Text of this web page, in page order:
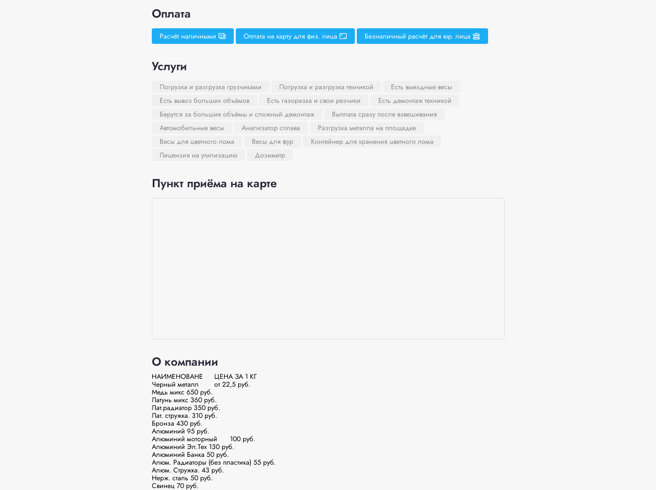
Оплата
Расчёт наличными Оплата на карту для физ. лица Безналичный расчёт для юр. лица
Услуги
Погрузка и разгрузка грузчиками Погрузка и разгрузка техникой
Есть выездные весы
Есть вывоз больших объёмов
Есть газорезка и свои резчики
Есть демонтаж техникой
Берутся за большие объёмы и сложный демонтаж
Выплата сразу после взвешивания
Автомобильные весы
Анализатор сплава
Разгрузка металла на площадке
Весы для цветного лома
Весы для фур
Контейнер для хранения цветного лома
Лицензия на утилизацию
Дозиметр
Пункт приёма на карте
О компании
НАИМЕНОВАНЕ	ЦЕНА ЗА 1 КГ
Черный металл	от 22,5 руб.
Медь микс 650 руб.
Латунь микс 360 руб.
Лат.радиатор 350 руб.
Лат. стружка. 310 руб.
Бронза 430 руб.
Алюминий 95 руб.
Алюминий моторный	100 руб.
Алюминий Эл.Тех 130 руб.
Алюминий Банка 50 руб.
Алюм. Радиаторы (без пластика) 55 руб.
Алюм. Стружка. 43 руб.
Нерж. сталь 50 руб.
Свинец 70 руб.